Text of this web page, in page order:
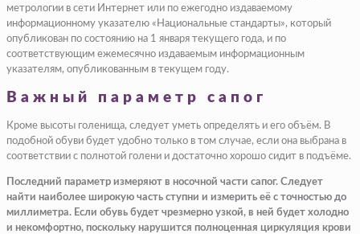
метрологии в сети Интернет или по ежегодно издаваемому
информационному указателю «Национальные стандарты», который
опубликован по состоянию на 1 января текущего года, и по
соответствующим ежемесячно издаваемым информационным
указателям, опубликованным в текущем году.
Важный параметр сапог
Кроме высоты голенища, следует уметь определять и его объём. В
подобной обуви будет удобно только в том случае, если она выбрана в
соответствии с полнотой голени и достаточно хорошо сидит в подъёме.
Последний параметр измеряют в носочной части сапог. Следует
найти наиболее широкую часть ступни и измерить её с точностью до
миллиметра. Если обувь будет чрезмерно узкой, в ней будет холодно
и некомфортно, поскольку нарушится полноценная циркуляция крови